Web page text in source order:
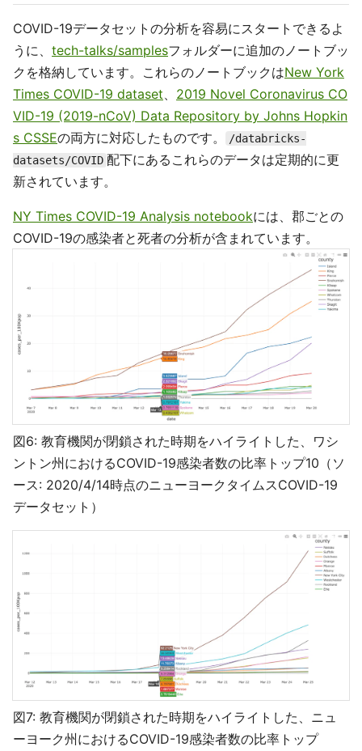
COVID-19データセットの分析を容易にスタートできるよ
うに、 tech-talks/samplesフォルダーに追加のノートブッ
クを格納しています。これらのノートブックはNew York
Times COVID-19 dataset
2019 Novel Coronavirus CO
VID-19 (2019-nCoV) Data Repository by Johns Hopkin
s CSSEの両方に対応したものです。
/databricks-
datasets/COVID 配下にあるこれらのデータは定期的に更
新されています。
NY Times COVID-19 Analysis notebookには、郡ごとの
COVID-19の感染者と死者の分析が含まれています。
図6: 教育機関が閉鎖された時期をハイライトした、ワシ
ントン州におけるCOVID-19感染者数の比率トップ10（ソ
ース: 2020/4/14時点のニューヨークタイムスCOVID-19
データセット）
図7: 教育機関が閉鎖された時期をハイライトした、ニュ
ーヨーク州におけるCOVID-19感染者数の比率トップ